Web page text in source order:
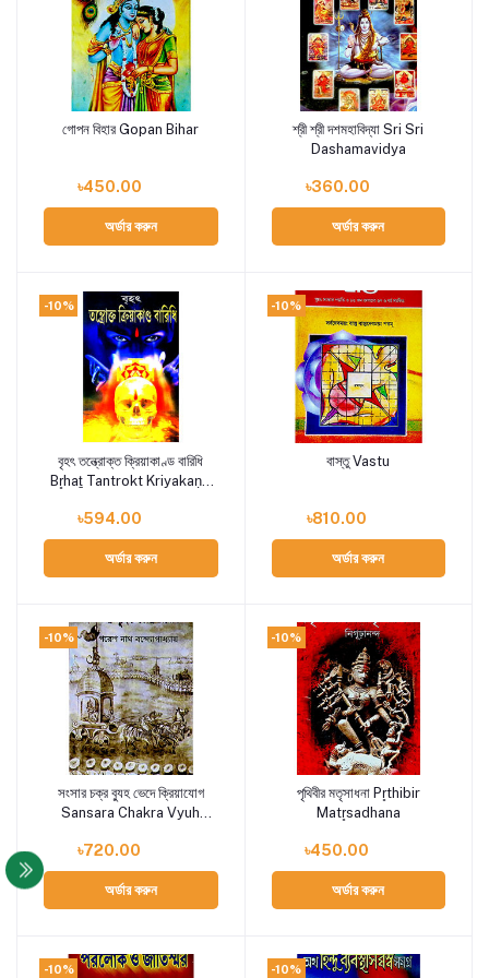
Add to cart
গোপন বিহার Gopan Bihar
৳450.00
অর্ডার করুন
Add to cart
শ্রী শ্রী দশমহাবিদ্যা Sri Sri
Dashamavidya
৳360.00
অর্ডার করুন
-10%
Add to cart
বৃহৎ তন্ত্রোক্ত ক্রিয়াকাণ্ড বারিধি
Br̥haṯ Tantrokt Kriyakaṇḍ
৳594.00
অর্ডার করুন
-10%
Add to cart
বাস্তু Vastu
৳810.00
অর্ডার করুন
-10%
Add to cart
সংসার চক্র ব্যুহ ভেদে ক্রিয়াযোগ
Sansara Chakra Vyuh
৳720.00
অর্ডার করুন
-10%
Add to cart
পৃথিবীর মতৃসাধনা Pr̥thibir
Matr̥sadhana
৳450.00
অর্ডার করুন
-10% -10%